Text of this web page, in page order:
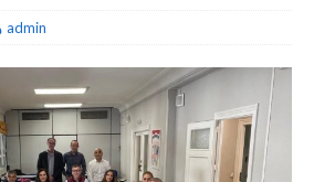
admin